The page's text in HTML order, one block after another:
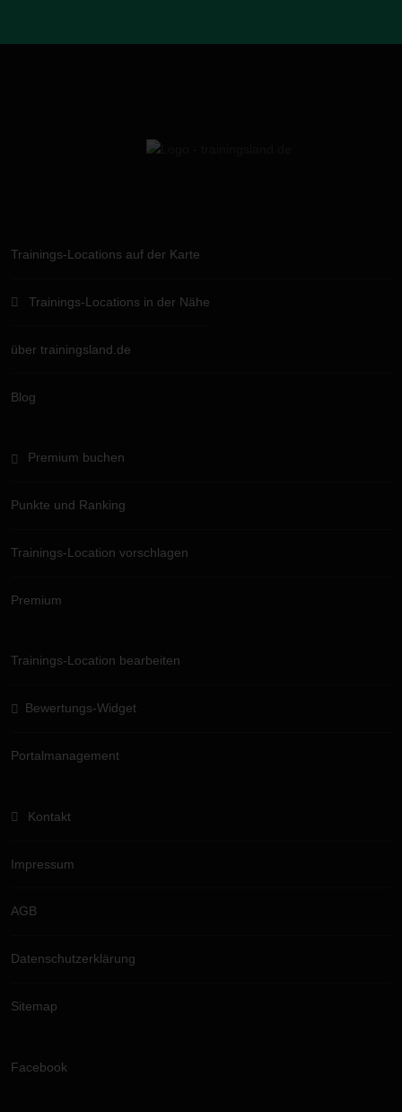
Trainings-Locations auf der Karte
Trainings-Locations in der Nähe
über trainingsland.de
Blog
Premium buchen
Punkte und Ranking
Trainings-Location vorschlagen
Premium
Trainings-Location bearbeiten
Bewertungs-Widget
Portalmanagement
Kontakt
Impressum
AGB
Datenschutzerklärung
Sitemap
Facebook